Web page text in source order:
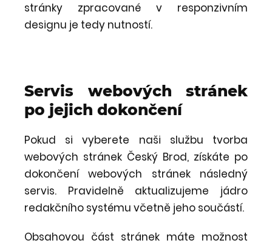
stránky zpracované v responzivním
designu je tedy nutností.
Servis webových stránek
po jejich dokončení
Pokud si vyberete naši službu tvorba
webových stránek Český Brod, získáte po
dokončení webových stránek následný
servis. Pravidelně aktualizujeme jádro
redakčního systému včetně jeho součástí.
Obsahovou část stránek máte možnost